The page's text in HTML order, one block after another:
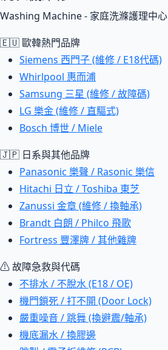
Washing Machine - 家庭洗滌護理中心
🇪🇺 歐韓熱門品牌
Siemens 西門子 (維修 / E18代碼)
Whirlpool 惠而浦
Samsung 三星 (維修 / 故障碼)
LG 樂金 (維修 / 直驅式)
Bosch 博世 / Miele
🇯🇵 日系與其他品牌
Panasonic 樂聲 / Rasonic 樂信
Hitachi 日立 / Toshiba 東芝
Zanussi 金章 (維修 / 換軸承)
Brandt 白朗 / Philco 飛歌
Fortress 豐澤牌 / 其他雜牌
⚠ 故障急救與代碼
不排水 / 不脫水 (E18 / OE)
機門鎖死 / 打不開 (Door Lock)
嚴重噪音 / 跳舞 (換避震/軸承)
機底漏水 / 換膠邊